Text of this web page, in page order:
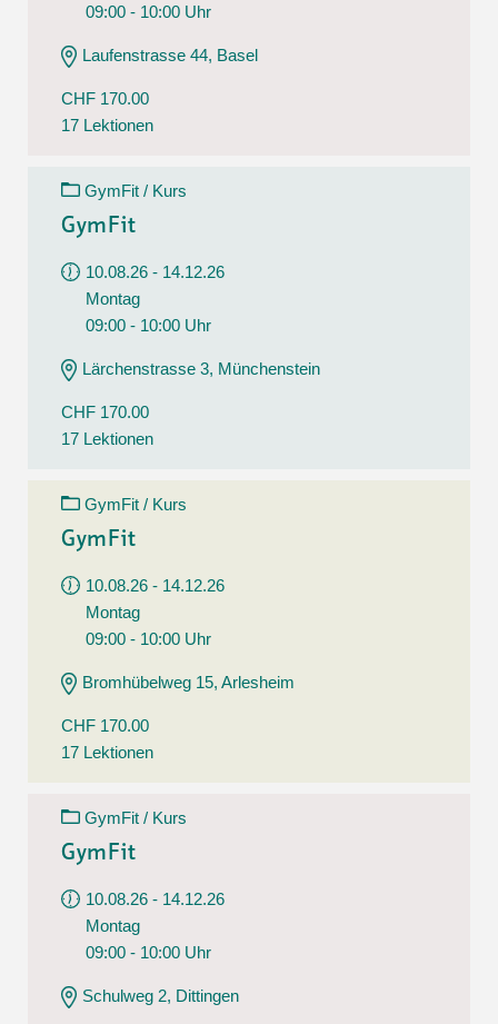
09:00 - 10:00 Uhr
Laufenstrasse 44, Basel
CHF 170.00
17 Lektionen
GymFit / Kurs
GymFit
10.08.26 - 14.12.26
Montag
09:00 - 10:00 Uhr
Lärchenstrasse 3, Münchenstein
CHF 170.00
17 Lektionen
GymFit / Kurs
GymFit
10.08.26 - 14.12.26
Montag
09:00 - 10:00 Uhr
Bromhübelweg 15, Arlesheim
CHF 170.00
17 Lektionen
GymFit / Kurs
GymFit
10.08.26 - 14.12.26
Montag
09:00 - 10:00 Uhr
Schulweg 2, Dittingen